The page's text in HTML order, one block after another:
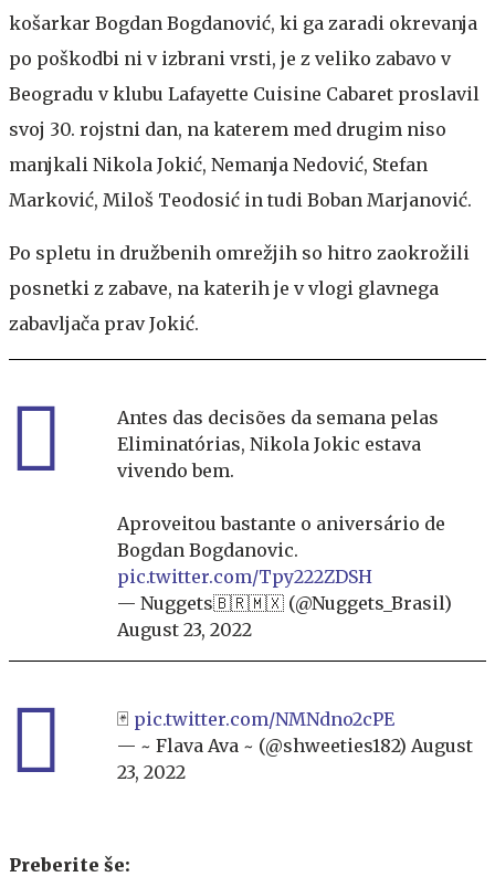
košarkar Bogdan Bogdanović, ki ga zaradi okrevanja
po poškodbi ni v izbrani vrsti, je z veliko zabavo v
Beogradu v klubu Lafayette Cuisine Cabaret proslavil
svoj 30. rojstni dan, na katerem med drugim niso
manjkali Nikola Jokić, Nemanja Nedović, Stefan
Marković, Miloš Teodosić in tudi Boban Marjanović.
Po spletu in družbenih omrežjih so hitro zaokrožili
posnetki z zabave, na katerih je v vlogi glavnega
zabavljača prav Jokić.
Antes das decisões da semana pelas
Eliminatórias, Nikola Jokic estava
vivendo bem.
Aproveitou bastante o aniversário de
Bogdan Bogdanovic.
pic.twitter.com/Tpy222ZDSH
— Nuggets🇧🇷🇲🇽 (@Nuggets_Brasil)
August 23, 2022
🃏 pic.twitter.com/NMNdno2cPE
— ~ Flava Ava ~ (@shweeties182) August
23, 2022
Preberite še: